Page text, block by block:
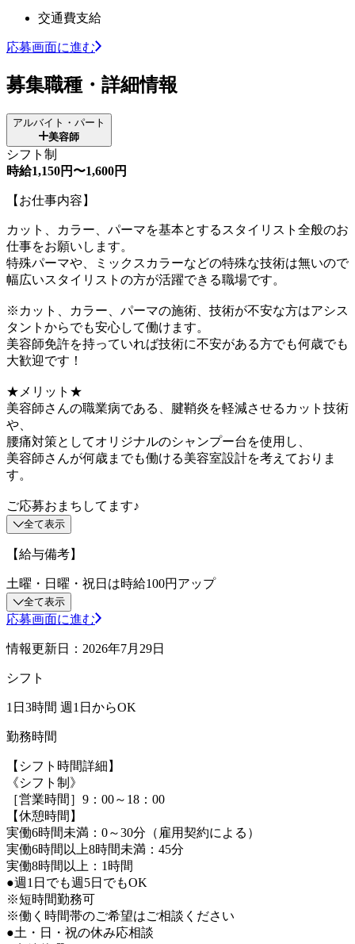
交通費支給
応募画面に進む
募集職種・詳細情報
アルバイト・パート
美容師
シフト制
時給1,150円〜1,600円
【お仕事内容】
カット、カラー、パーマを基本とするスタイリスト全般のお
仕事をお願いします。
特殊パーマや、ミックスカラーなどの特殊な技術は無いので
幅広いスタイリストの方が活躍できる職場です。
※カット、カラー、パーマの施術、技術が不安な方はアシス
タントからでも安心して働けます。
美容師免許を持っていれば技術に不安がある方でも何歳でも
大歓迎です！
★メリット★
美容師さんの職業病である、腱鞘炎を軽減させるカット技術
や、
腰痛対策としてオリジナルのシャンプー台を使用し、
美容師さんが何歳までも働ける美容室設計を考えておりま
す。
ご応募おまちしてます♪
全て表示
【給与備考】
土曜・日曜・祝日は時給100円アップ
全て表示
応募画面に進む
情報更新日：2026年7月29日
シフト
1日3時間 週1日からOK
勤務時間
【シフト時間詳細】
《シフト制》
［営業時間］9：00～18：00
【休憩時間】
実働6時間未満：0～30分（雇用契約による）
実働6時間以上8時間未満：45分
実働8時間以上：1時間
●週1日でも週5日でもOK
※短時間勤務可
※働く時間帯のご希望はご相談ください
●土・日・祝の休み応相談